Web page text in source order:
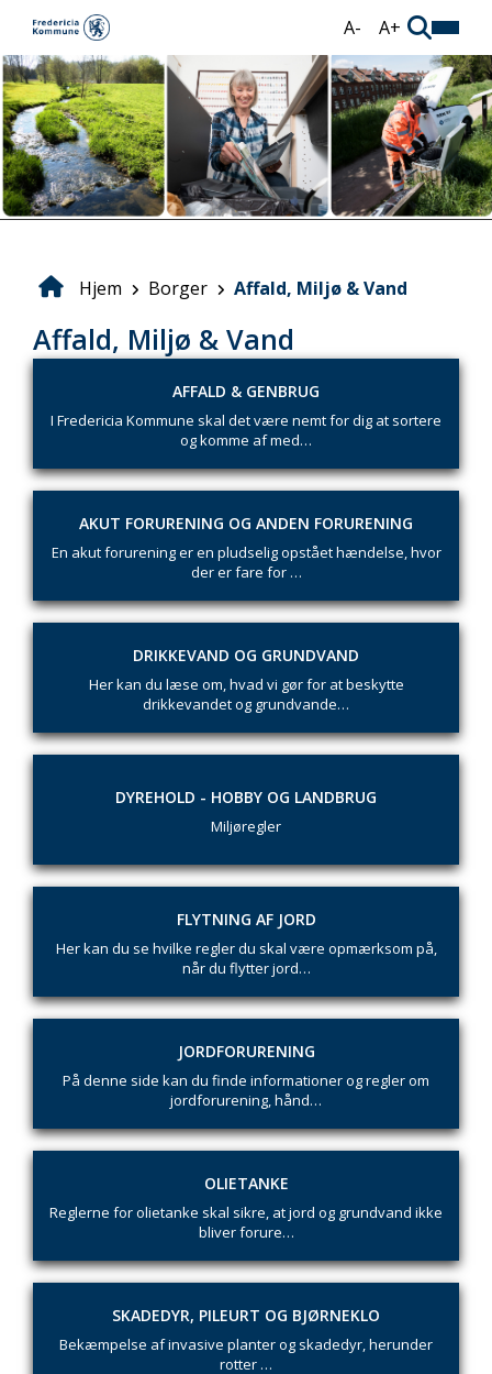
hovedindhold
A- A+
Brødkrumme
Hjem Borger Affald, Miljø & Vand
Affald, Miljø & Vand
AFFALD & GENBRUG
I Fredericia Kommune skal det være nemt for dig at sortere
og komme af med…
AKUT FORURENING OG ANDEN FORURENING
En akut forurening er en pludselig opstået hændelse, hvor
der er fare for …
DRIKKEVAND OG GRUNDVAND
Her kan du læse om, hvad vi gør for at beskytte
drikkevandet og grundvande…
DYREHOLD - HOBBY OG LANDBRUG
Miljøregler
FLYTNING AF JORD
Her kan du se hvilke regler du skal være opmærksom på,
når du flytter jord…
JORDFORURENING
På denne side kan du finde informationer og regler om
jordforurening, hånd…
OLIETANKE
Reglerne for olietanke skal sikre, at jord og grundvand ikke
bliver forure…
SKADEDYR, PILEURT OG BJØRNEKLO
Bekæmpelse af invasive planter og skadedyr, herunder
rotter …